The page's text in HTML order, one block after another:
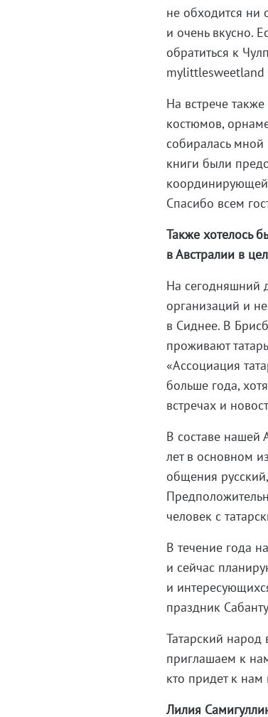
не обходится ни
и очень вкусно.
обратиться к
mylittlesweetland
На встрече
костюмов,
собиралась
книги были
Спасибо всем
Также хотелось
в Австралии в
На сегодняшний
организаций и
в Сиднее. В
проживают
«Ассоциация
больше года,
встречах и
В составе нашей
лет в основном
общения
человек с
В течение года
и сейчас
и
праздник
Татарский народ
приглашаем к
кто придет к нам
Лилия